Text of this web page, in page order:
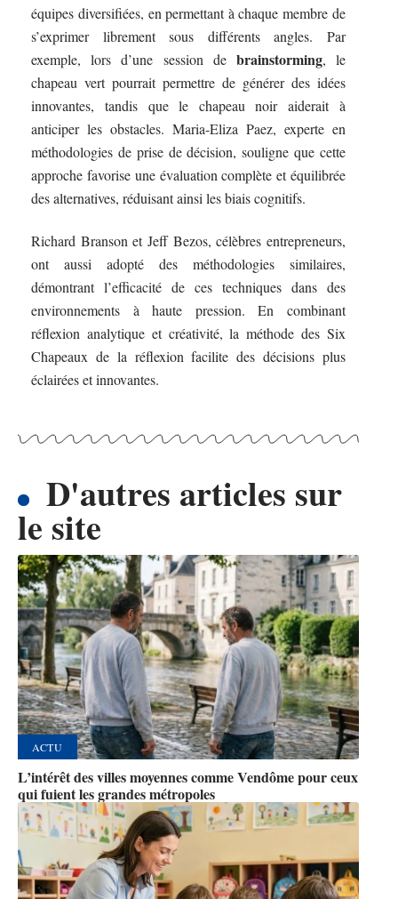
équipes diversifiées, en permettant à chaque membre de
s’exprimer librement sous différents angles. Par
exemple, lors d’une session de brainstorming, le
chapeau vert pourrait permettre de générer des idées
innovantes, tandis que le chapeau noir aiderait à
anticiper les obstacles. Maria-Eliza Paez, experte en
méthodologies de prise de décision, souligne que cette
approche favorise une évaluation complète et équilibrée
des alternatives, réduisant ainsi les biais cognitifs.
Richard Branson et Jeff Bezos, célèbres entrepreneurs,
ont aussi adopté des méthodologies similaires,
démontrant l’efficacité de ces techniques dans des
environnements à haute pression. En combinant
réflexion analytique et créativité, la méthode des Six
Chapeaux de la réflexion facilite des décisions plus
éclairées et innovantes.
D'autres articles sur
le site
ACTU
L’intérêt des villes moyennes comme Vendôme pour ceux
qui fuient les grandes métropoles